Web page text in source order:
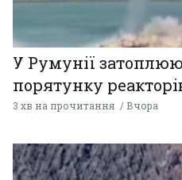
У Румунії
порятунку
3 хв на прочитання Вчора